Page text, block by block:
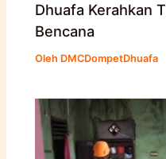
Dhuafa Kerahkan
Bencana
Oleh DMCDompetDhuafa